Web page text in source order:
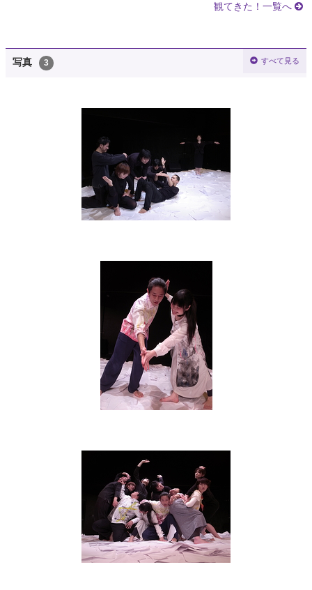
観てきた！一覧へ
写真 3 すべて見る